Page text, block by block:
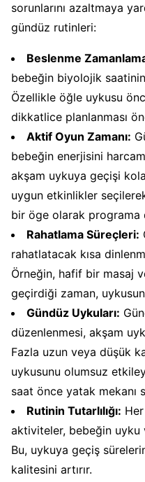
sorunlarını azaltmaya
gündüz rutinleri:
Beslenme
bebeğin biyolojik saatinin
Özellikle öğle uykusu
dikkatlice planlanması
Aktif Oyun Zamanı:
bebeğin enerjisini
akşam uykuya geçişi
uygun etkinlikler
bir öge olarak programa
Rahatlama Süreçleri:
rahatlatacak kısa
Örneğin, hafif bir masaj
geçirdiği zaman,
Gündüz Uykuları:
düzenlenmesi, akşam
Fazla uzun veya düşük
uykusunu olumsuz
saat önce yatak mekanı
Rutinin Tutarlılığı:
aktiviteler, bebeğin uyku
Bu, uykuya geçiş
kalitesini artırır.